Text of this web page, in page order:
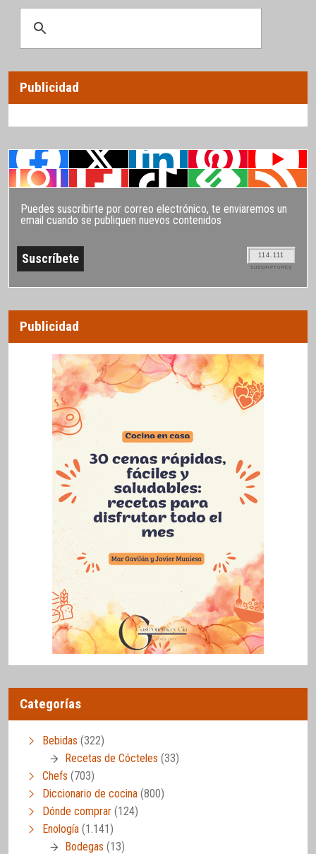
Publicidad
Puedes suscribirte por correo electrónico, te enviaremos un
email cuando se publiquen nuevos contenidos
114.111
SUSCRIPTORES
Publicidad
Categorías
Bebidas (322)
Recetas de Cócteles (33)
Chefs (703)
Diccionario de cocina (800)
Dónde comprar (124)
Enología (1.141)
Bodegas (13)